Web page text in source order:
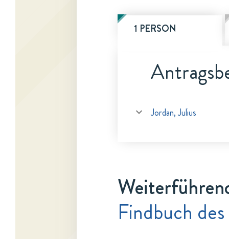
1 PERSON
Jordan, Julius
Findbuch